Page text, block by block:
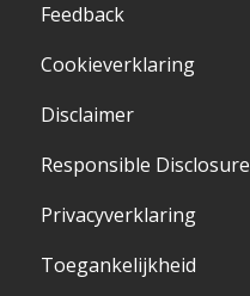
Feedback
Cookieverklaring
Disclaimer
Responsible Disclosure
Privacyverklaring
Toegankelijkheid